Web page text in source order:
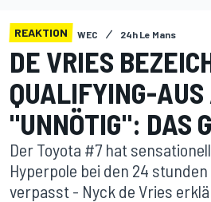
REAKTION WEC 24h Le Mans
DE VRIES
QUALIFYING-
"UNNÖTIG": DAS
Der Toyota #7 hat
Hyperpole bei den 24
verpasst - Nyck de Vries